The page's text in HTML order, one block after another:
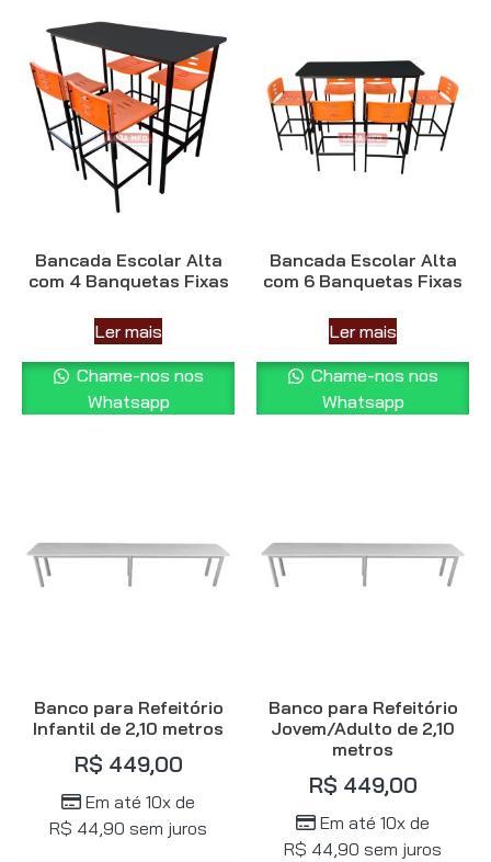
Bancada Escolar Alta
com 4 Banquetas Fixas
Ler mais
Chame-nos nos
Whatsapp
Bancada Escolar Alta
com 6 Banquetas Fixas
Ler mais
Chame-nos nos
Whatsapp
Banco para Refeitório
Infantil de 2,10 metros
R$ 449,00
Em até 10x de
R$ 44,90 sem juros
Banco para Refeitório
Jovem/Adulto de 2,10
metros
R$ 449,00
Em até 10x de
R$ 44,90 sem juros